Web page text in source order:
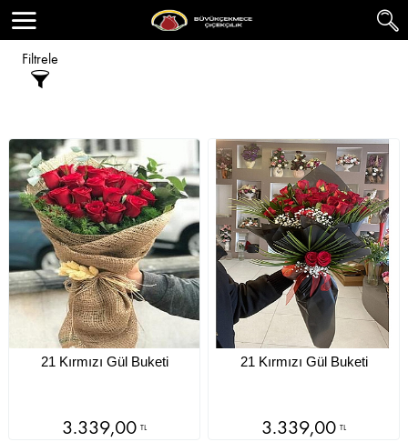
Filtrele
21 Kırmızı Gül Buketi
3.339,00 TL
21 Kırmızı Gül Buketi
3.339,00 TL